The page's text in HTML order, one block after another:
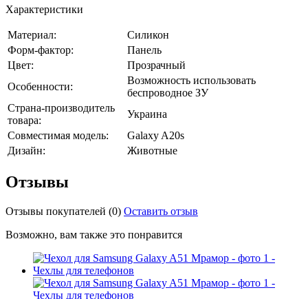
Характеристики
Материал:
Силикон
Форм-фактор:
Панель
Цвет:
Прозрачный
Особенности:
Возможность использовать
беспроводное ЗУ
Страна-производитель
товара:
Украина
Совместимая модель:
Galaxy A20s
Дизайн:
Животные
Отзывы
Отзывы покупателей (0) Оставить отзыв
Возможно, вам также это понравится